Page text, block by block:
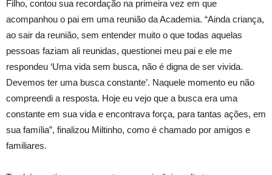
Filho, contou sua recordação na primeira vez em que
acompanhou o pai em uma reunião da Academia. “Ainda criança,
ao sair da reunião, sem entender muito o que todas aquelas
pessoas faziam ali reunidas, questionei meu pai e ele me
respondeu ‘Uma vida sem busca, não é digna de ser vivida.
Devemos ter uma busca constante’. Naquele momento eu não
compreendi a resposta. Hoje eu vejo que a busca era uma
constante em sua vida e encontrava força, para tantas ações, em
sua família”, finalizou Miltinho, como é chamado por amigos e
familiares.